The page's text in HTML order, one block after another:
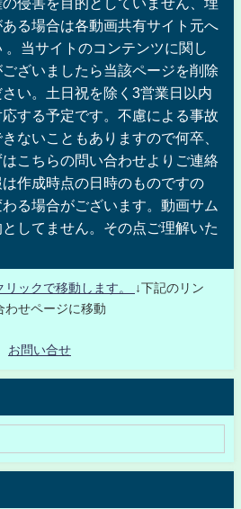
る場合は各動画共有サイト元へ
。当サイトのコンテンツに関し
ざいましたら当該ページを削除
い。土日祝を除く3営業日以内
する予定です。不慮による事故
ないこともありますので何卒、
こちらの問い合わせよりご連絡
作成時点の日時のものですの
る場合がございます。動画サム
してません。その点ご理解いた
ックで移動します。
↓下記のリン
わせページに移動
お問い合せ